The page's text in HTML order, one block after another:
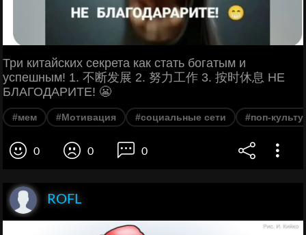
Три китайских секрета как стать богатым и
успешным! 1. 不断发展 2. 努力工作 3. 按时休息 НЕ
БЛАГОДАРИТЕ! 😬
#мем #Мотивация #социальные сети #поп-
0 0 0
ROFL